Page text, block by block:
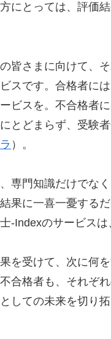
にとっては、評価
皆さまに向けて、
スです。合格者に
ビスを。不合格者
とどまらず、受験
）。
専門知識だけでな
果に一喜一憂する
-Indexのサービス
を受けて、次に何
合格者も、それぞ
しての未来を切り